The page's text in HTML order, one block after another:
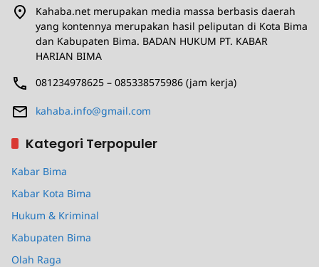
Kahaba.net merupakan media massa berbasis daerah
yang kontennya merupakan hasil peliputan di Kota Bima
dan Kabupaten Bima. BADAN HUKUM PT. KABAR
HARIAN BIMA
081234978625 – 085338575986 (jam kerja)
kahaba.info@gmail.com
Kategori Terpopuler
Kabar Bima
Kabar Kota Bima
Hukum & Kriminal
Kabupaten Bima
Olah Raga